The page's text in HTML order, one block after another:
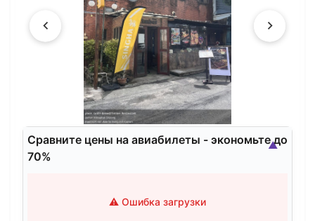
Сравните цены на авиабилеты - экономьте до
70%
⚠️ Ошибка загрузки
▲